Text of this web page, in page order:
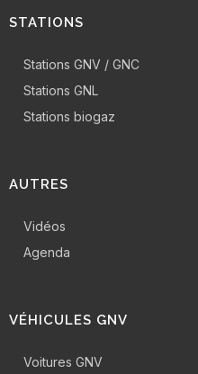
STATIONS
Stations GNV / GNC
Stations GNL
Stations biogaz
AUTRES
Vidéos
Agenda
VÉHICULES GNV
Voitures GNV